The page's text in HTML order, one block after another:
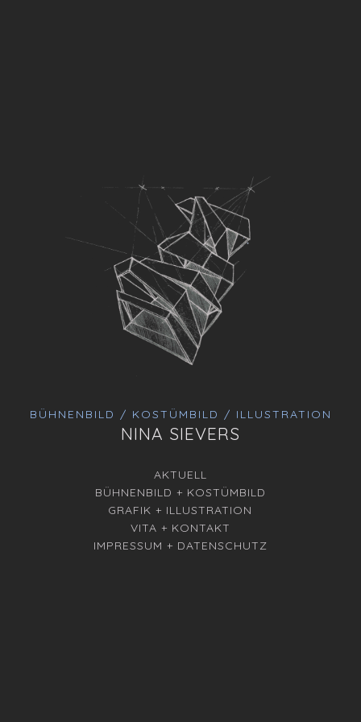
BÜHNENBILD / KOSTÜMBILD / ILLUSTRATION
NINA SIEVERS
AKTUELL
BÜHNENBILD + KOSTÜMBILD
GRAFIK + ILLUSTRATION
VITA + KONTAKT
IMPRESSUM + DATENSCHUTZ